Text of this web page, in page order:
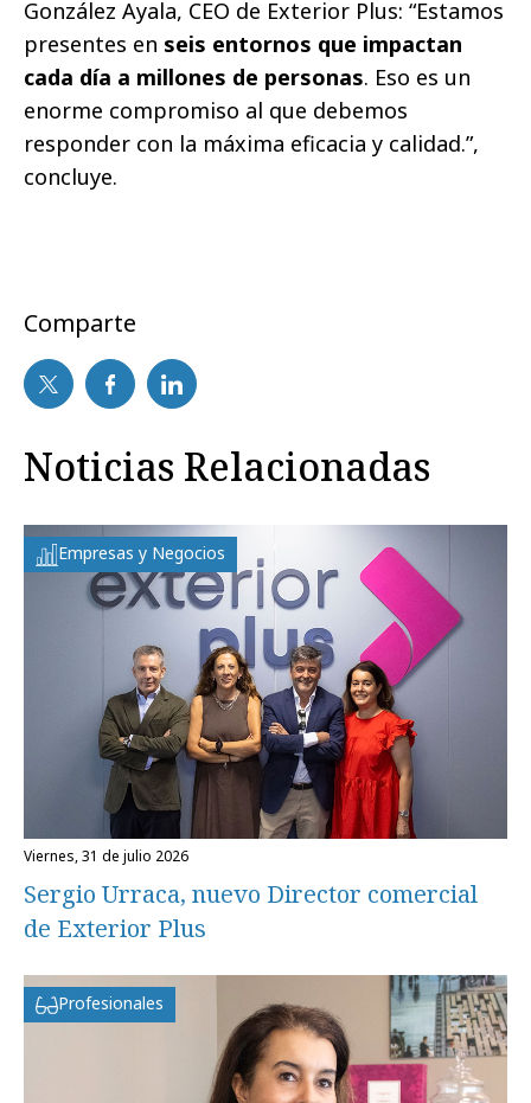
González Ayala, CEO de Exterior Plus: “Estamos
presentes en seis entornos que impactan
cada día a millones de personas. Eso es un
enorme compromiso al que debemos
responder con la máxima eficacia y calidad.”,
concluye.
Comparte
Noticias Relacionadas
Empresas y Negocios
viernes, 31 de julio 2026
Sergio Urraca, nuevo Director comercial
de Exterior Plus
Profesionales